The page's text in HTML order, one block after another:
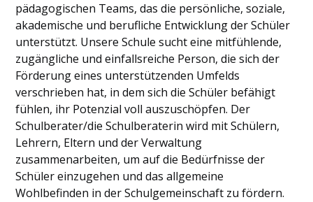
pädagogischen Teams, das die persönliche, soziale,
akademische und berufliche Entwicklung der Schüler
unterstützt. Unsere Schule sucht eine mitfühlende,
zugängliche und einfallsreiche Person, die sich der
Förderung eines unterstützenden Umfelds
verschrieben hat, in dem sich die Schüler befähigt
fühlen, ihr Potenzial voll auszuschöpfen. Der
Schulberater/die Schulberaterin wird mit Schülern,
Lehrern, Eltern und der Verwaltung
zusammenarbeiten, um auf die Bedürfnisse der
Schüler einzugehen und das allgemeine
Wohlbefinden in der Schulgemeinschaft zu fördern.